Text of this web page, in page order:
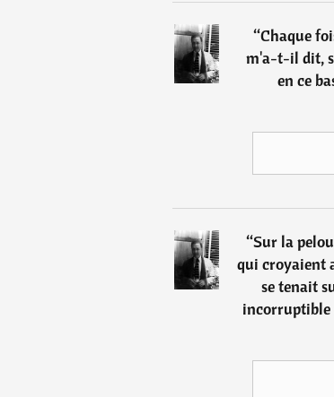
“Chaque
m'a-t-il dit,
en ce
“Sur la
qui croyaient
se tenait
incorruptible